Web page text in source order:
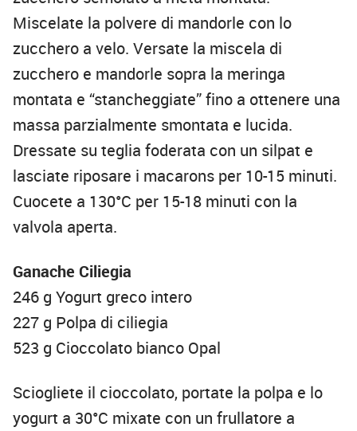
Miscelate la polvere di mandorle con lo
zucchero a velo. Versate la miscela di
zucchero e mandorle sopra la meringa
montata e “stancheggiate” fino a ottenere una
massa parzialmente smontata e lucida.
Dressate su teglia foderata con un silpat e
lasciate riposare i macarons per 10-15 minuti.
Cuocete a 130°C per 15-18 minuti con la
valvola aperta.
Ganache Ciliegia
246 g Yogurt greco intero
227 g Polpa di ciliegia
523 g Cioccolato bianco Opal
Sciogliete il cioccolato, portate la polpa e lo
yogurt a 30°C mixate con un frullatore a